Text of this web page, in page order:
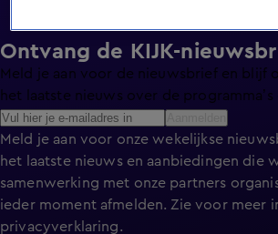
Ontvang de KIJK-
Meld je aan voor de nieuwsbrief en blijf
het laatste nieuws over de programma’s
Meld je aan voor onze wekelijkse
het laatste nieuws en aanbiedingen die
samenwerking met onze partners
ieder moment afmelden. Zie voor meer
privacyverklaring.